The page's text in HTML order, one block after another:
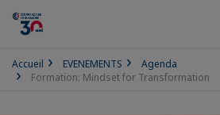
Accueil EVENEMENTS
Agenda
Formation: Mindset for Transformation